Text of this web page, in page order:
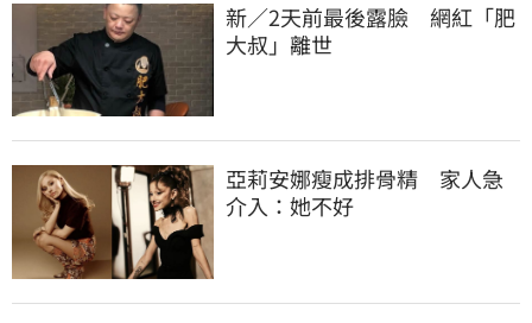
新／2天前最後露臉　網紅「肥
大叔」離世
亞莉安娜瘦成排骨精　家人急
介入：她不好